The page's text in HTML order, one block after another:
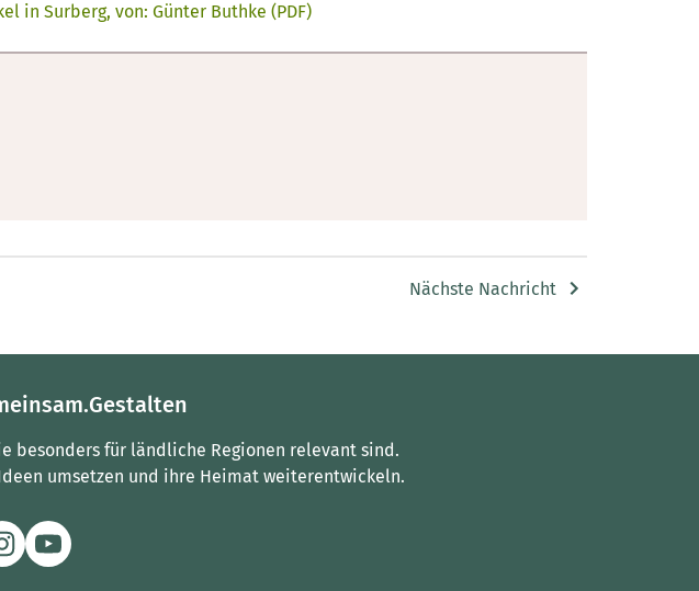
in Surberg, von: Günter Buthke (PDF)
Nächste Nachricht
besonders für ländliche Regionen relevant sind.
umsetzen und ihre Heimat weiterentwickeln.